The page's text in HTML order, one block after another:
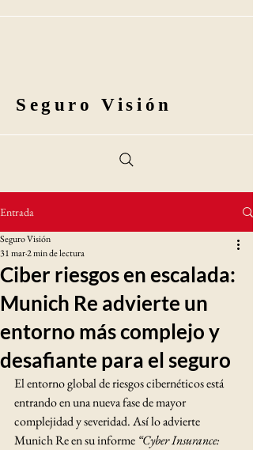
Seguro Visión
Entrada
Ciber riesgos en escalada:
Munich Re advierte un
entorno más complejo y
desafiante para el seguro
Seguro Visión
31 mar2 min de lectura
El entorno global de riesgos cibernéticos está
entrando en una nueva fase de mayor
complejidad y severidad. Así lo advierte
Munich Re en su informe “Cyber Insurance: